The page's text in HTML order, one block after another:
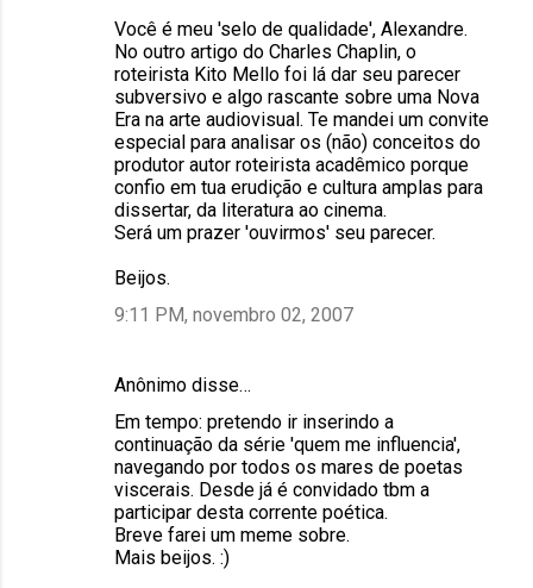
Você é meu 'selo de qualidade', Alexandre.
No outro artigo do Charles Chaplin, o
roteirista Kito Mello foi lá dar seu parecer
subversivo e algo rascante sobre uma Nova
Era na arte audiovisual. Te mandei um convite
especial para analisar os (não) conceitos do
produtor autor roteirista acadêmico porque
confio em tua erudição e cultura amplas para
dissertar, da literatura ao cinema.
Será um prazer 'ouvirmos' seu parecer.
Beijos.
9:11 PM, novembro 02, 2007
Anônimo disse…
Em tempo: pretendo ir inserindo a
continuação da série 'quem me influencia',
navegando por todos os mares de poetas
viscerais. Desde já é convidado tbm a
participar desta corrente poética.
Breve farei um meme sobre.
Mais beijos. :)